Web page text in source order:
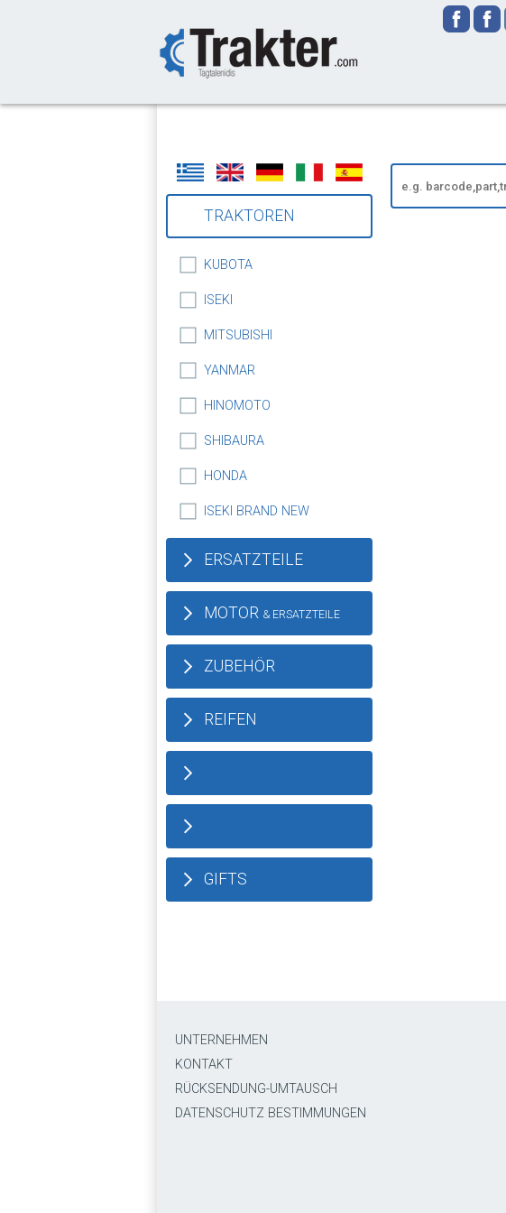
TRAKTOREN
KUBOTA
ISEKI
MITSUBISHI
YANMAR
HINOMOTO
SHIBAURA
HONDA
ISEKI BRAND NEW
ERSATZTEILE
MOTOR & ERSATZTEILE
ZUBEHÖR
REIFEN
GIFTS
UNTERNEHMEN
KONTAKT
RÜCKSENDUNG-UMTAUSCH
DATENSCHUTZ BESTIMMUNGEN